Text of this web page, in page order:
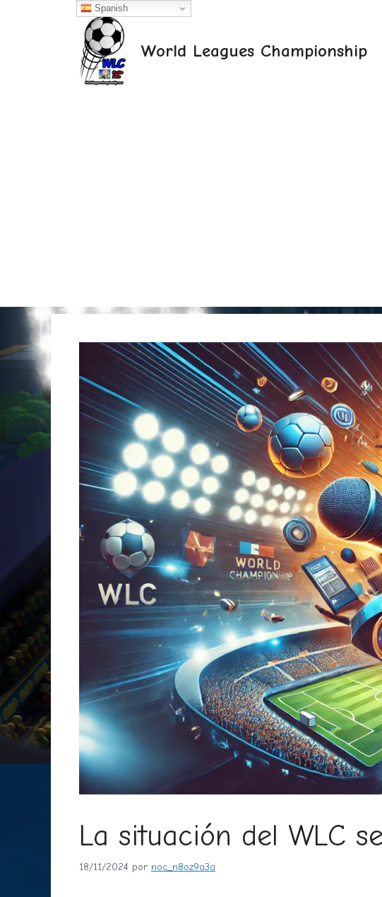
World Leagues Championship
La situación del WLC
18/11/2024 por noc_n8oz9a3a
Spanish